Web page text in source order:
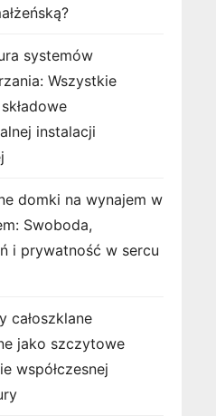
systemów
Wszystkie
instalacji
domki na wynajem w
Swoboda,
i prywatność w sercu
całoszklane
jako szczytowe
współczesnej